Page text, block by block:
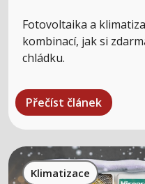
Fotovoltaika a
kombinací, jak si
chládku.
Přečíst článek
Klimatizace